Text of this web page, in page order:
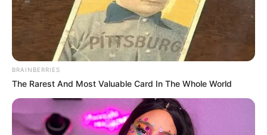
EMERGENCIAS POR LLUVIAS
FUERTES LLUVIAS
VIA AL LLANO
LIGA BETPLAY
METRO DE MEDELLÍN
CORTES DE LUZ
CORTES DE AGUA
FENÓMENO DEL NIÑO
BRAINBERRIES
The Rarest And Most Valuable Card In The Whole World